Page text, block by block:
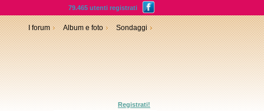
79.465 utenti registrati
I forum Album e foto Sondaggi
Registrati!